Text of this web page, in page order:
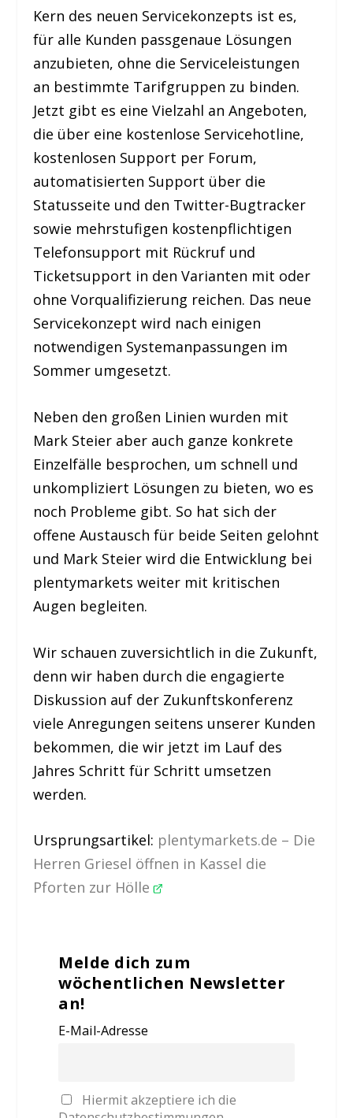
Kern des neuen Servicekonzepts ist es,
für alle Kunden passgenaue Lösungen
anzubieten, ohne die Serviceleistungen
an bestimmte Tarifgruppen zu binden.
Jetzt gibt es eine Vielzahl an Angeboten,
die über eine kostenlose Servicehotline,
kostenlosen Support per Forum,
automatisierten Support über die
Statusseite und den Twitter-Bugtracker
sowie mehrstufigen kostenpflichtigen
Telefonsupport mit Rückruf und
Ticketsupport in den Varianten mit oder
ohne Vorqualifizierung reichen. Das neue
Servicekonzept wird nach einigen
notwendigen Systemanpassungen im
Sommer umgesetzt.
Neben den großen Linien wurden mit
Mark Steier aber auch ganze konkrete
Einzelfälle besprochen, um schnell und
unkompliziert Lösungen zu bieten, wo es
noch Probleme gibt. So hat sich der
offene Austausch für beide Seiten gelohnt
und Mark Steier wird die Entwicklung bei
plentymarkets weiter mit kritischen
Augen begleiten.
Wir schauen zuversichtlich in die Zukunft,
denn wir haben durch die engagierte
Diskussion auf der Zukunftskonferenz
viele Anregungen seitens unserer Kunden
bekommen, die wir jetzt im Lauf des
Jahres Schritt für Schritt umsetzen
werden.
Ursprungsartikel: plentymarkets.de – Die
Herren Griesel öffnen in Kassel die
Pforten zur Hölle
Melde dich zum
wöchentlichen Newsletter
an!
E-Mail-Adresse
Hiermit akzeptiere ich die